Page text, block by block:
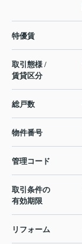
特優賃
取引態様 /
賃貸区分
総戸数
物件番号
管理コード
取引条件の
有効期限
リフォーム